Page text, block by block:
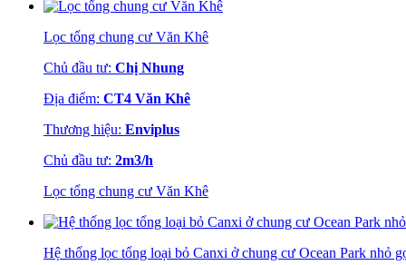
Lọc tổng chung cư Văn Khê
Chủ đầu tư: Chị Nhung
Địa điểm: CT4 Văn Khê
Thương hiệu: Enviplus
Chủ đầu tư: 2m3/h
Lọc tổng chung cư Văn Khê
Hệ thống lọc tổng loại bỏ Canxi ở chung cư Ocean Park nhỏ